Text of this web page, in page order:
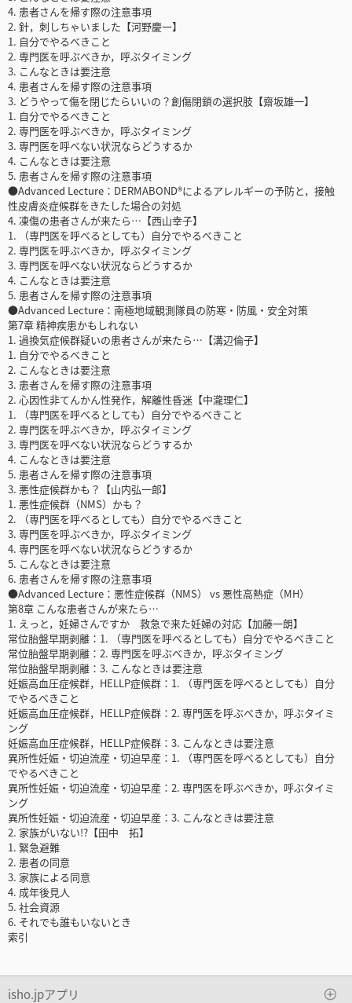
4. 患者さんを帰す際の注意事項
2. 針，刺しちゃいました【河野慶一】
1. 自分でやるべきこと
2. 専門医を呼ぶべきか，呼ぶタイミング
3. こんなときは要注意
4. 患者さんを帰す際の注意事項
3. どうやって傷を閉じたらいいの？創傷閉鎖の選択肢【齋坂雄一】
1. 自分でやるべきこと
2. 専門医を呼ぶべきか，呼ぶタイミング
3. 専門医を呼べない状況ならどうするか
4. こんなときは要注意
5. 患者さんを帰す際の注意事項
●Advanced Lecture：DERMABOND®によるアレルギーの予防と，接触
性皮膚炎症候群をきたした場合の対処
4. 凍傷の患者さんが来たら…【西山幸子】
1. （専門医を呼べるとしても）自分でやるべきこと
2. 専門医を呼ぶべきか，呼ぶタイミング
3. 専門医を呼べない状況ならどうするか
4. こんなときは要注意
5. 患者さんを帰す際の注意事項
●Advanced Lecture：南極地域観測隊員の防寒・防風・安全対策
第7章 精神疾患かもしれない
1. 過換気症候群疑いの患者さんが来たら…【溝辺倫子】
1. 自分でやるべきこと
2. こんなときは要注意
3. 患者さんを帰す際の注意事項
2. 心因性非てんかん性発作，解離性昏迷【中瀧理仁】
1. （専門医を呼べるとしても）自分でやるべきこと
2. 専門医を呼ぶべきか，呼ぶタイミング
3. 専門医を呼べない状況ならどうするか
4. こんなときは要注意
5. 患者さんを帰す際の注意事項
3. 悪性症候群かも？【山内弘一郎】
1. 悪性症候群（NMS）かも？
2. （専門医を呼べるとしても）自分でやるべきこと
3. 専門医を呼ぶべきか，呼ぶタイミング
4. 専門医を呼べない状況ならどうするか
5. こんなときは要注意
6. 患者さんを帰す際の注意事項
●Advanced Lecture：悪性症候群（NMS） vs 悪性高熱症（MH）
第8章 こんな患者さんが来たら…
1. えっと，妊婦さんですか 救急で来た妊婦の対応【加藤一朗】
常位胎盤早期剥離：1. （専門医を呼べるとしても）自分でやるべきこと
常位胎盤早期剥離：2. 専門医を呼ぶべきか，呼ぶタイミング
常位胎盤早期剥離：3. こんなときは要注意
妊娠高血圧症候群，HELLP症候群：1. （専門医を呼べるとしても）自分
でやるべきこと
妊娠高血圧症候群，HELLP症候群：2. 専門医を呼ぶべきか，呼ぶタイミ
ング
妊娠高血圧症候群，HELLP症候群：3. こんなときは要注意
異所性妊娠・切迫流産・切迫早産：1. （専門医を呼べるとしても）自分
でやるべきこと
異所性妊娠・切迫流産・切迫早産：2. 専門医を呼ぶべきか，呼ぶタイミ
ング
異所性妊娠・切迫流産・切迫早産：3. こんなときは要注意
2. 家族がいない!?【田中 拓】
1. 緊急避難
2. 患者の同意
3. 家族による同意
4. 成年後見人
5. 社会資源
6. それでも誰もいないとき
索引
isho.jpアプリ